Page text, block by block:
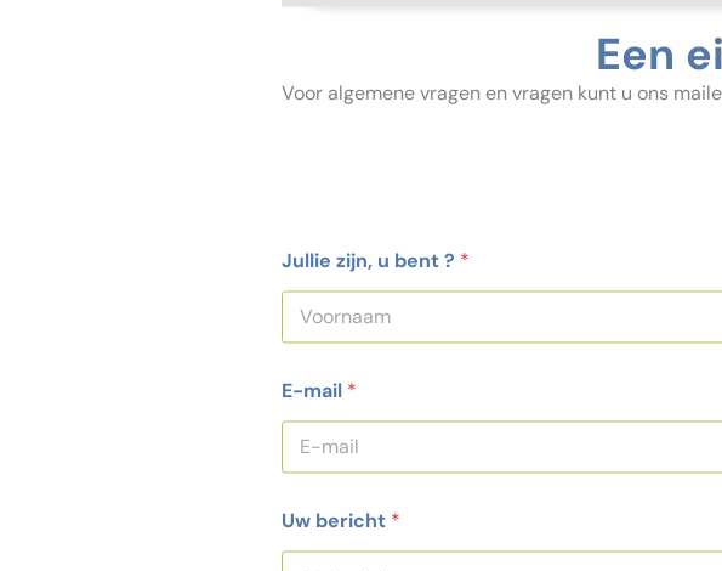
Een
Voor algemene vragen en vragen kunt u ons
Jullie zijn, u bent ? *
E-mail *
Uw bericht *